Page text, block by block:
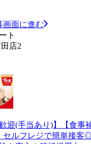
画面に進む
ト
店2
迎(手当あり)】【食事
セルフレジで簡単接客